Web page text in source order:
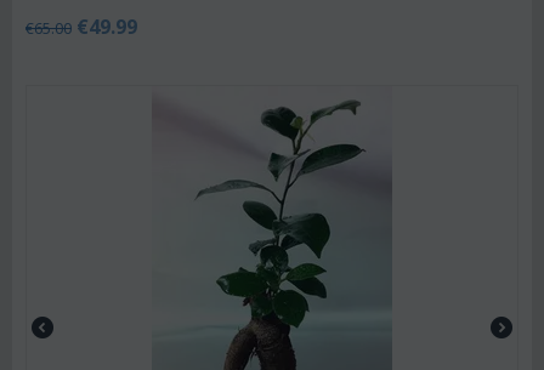
€65.00 €49.99